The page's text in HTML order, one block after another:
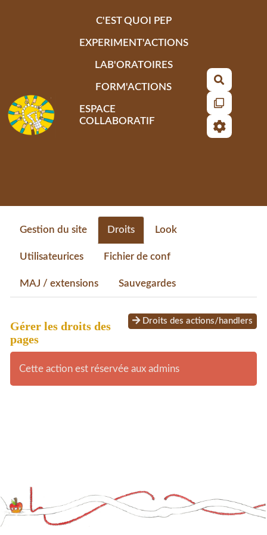
C'EST QUOI PEP
EXPERIMENT'ACTIONS
LAB'ORATOIRES
FORM'ACTIONS
ESPACE
COLLABORATIF
Gestion du site Droits Look
Utilisateurices Fichier de conf
MAJ / extensions Sauvegardes
Droits des actions/handlers
Gérer les droits des
pages
Cette action est réservée aux admins